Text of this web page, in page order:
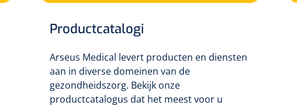
Productcatalogi
Arseus Medical levert producten en diensten
aan in diverse domeinen van de
gezondheidszorg. Bekijk onze
productcatalogus dat het meest voor u